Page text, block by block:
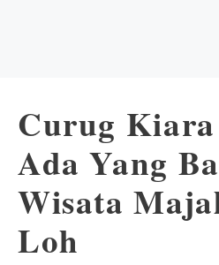
Curug
Ada Yang
Wisata
Loh